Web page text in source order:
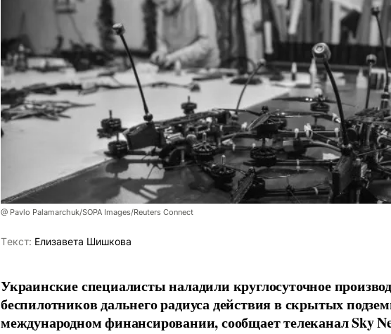
@ Pavlo Palamarchuk/SOPA Images/Reuters Connect
Tекст: Елизавета Шишкова
Украинские специалисты наладили круглосуточное
беспилотников дальнего радиуса действия в скрытых
международном финансировании, сообщает телеканал Sky